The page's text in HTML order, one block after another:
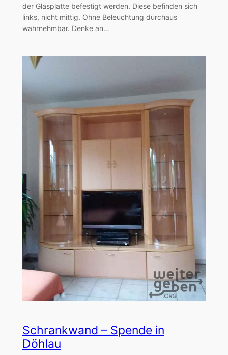
der Glasplatte befestigt werden. Diese befinden sich
links, nicht mittig. Ohne Beleuchtung durchaus
wahrnehmbar. Denke an…
Schrankwand – Spende in
Döhlau